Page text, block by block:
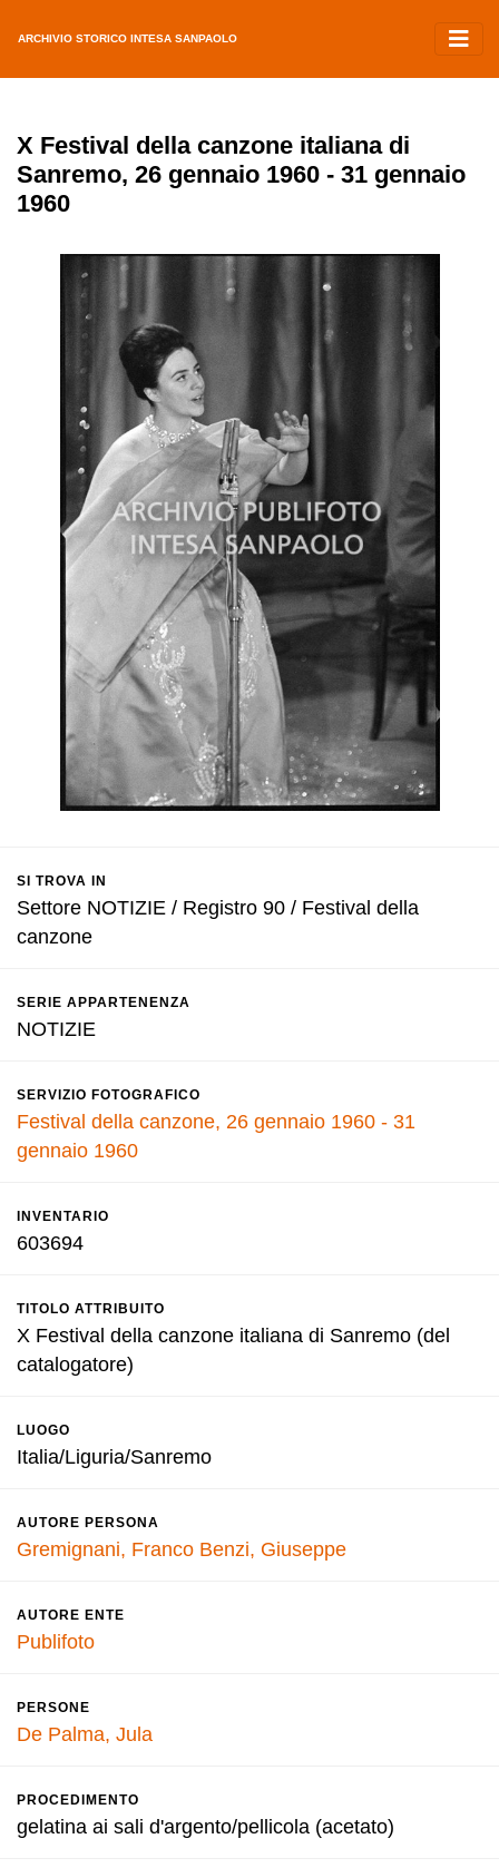
ARCHIVIO STORICO INTESA SANPAOLO
X Festival della canzone italiana di
Sanremo, 26 gennaio 1960 - 31 gennaio
1960
SI TROVA IN
Settore NOTIZIE / Registro 90 / Festival della
canzone
SERIE APPARTENENZA
NOTIZIE
SERVIZIO FOTOGRAFICO
Festival della canzone, 26 gennaio 1960 - 31
gennaio 1960
INVENTARIO
603694
TITOLO ATTRIBUITO
X Festival della canzone italiana di Sanremo (del
catalogatore)
LUOGO
Italia/Liguria/Sanremo
AUTORE PERSONA
Gremignani, Franco Benzi, Giuseppe
AUTORE ENTE
Publifoto
PERSONE
De Palma, Jula
PROCEDIMENTO
gelatina ai sali d'argento/pellicola (acetato)